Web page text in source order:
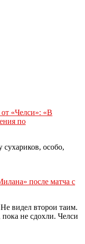
«Челси»: «В
по
сухариков, особо,
после матча с
видел второи таим.
не сдохли. Челси